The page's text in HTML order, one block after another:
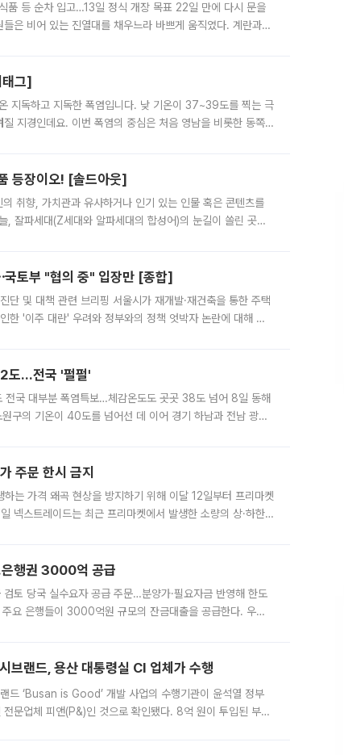
품 등 순차 입고…13일 정식 개장 목표 22일 만에 다시 문을
은 비어 있는 진열대를 채우느라 바쁘게 움직였다. 계란과
그]
지독하고 지독한 폭염입니다. 낮 기온이 37~39도를 찍는 극
지경인데요. 이번 폭염의 중심은 처음 영남을 비롯한 동쪽
등장이오! [솔드아웃]
취향, 가치관과 유사하거나 인기 있는 인물 혹은 콘텐츠를
잘파세대(Z세대와 알파세대의 합성어)의 눈길이 쏠린 곳은
토부 "협의 중" 입장만 [종합]
단 및 대책 관련 브리핑 서울시가 재개발·재건축을 통한 주택
한 '이주 대란' 우려와 정부와의 정책 엇박자 논란에 대해 정
도…전국 '펄펄'
국 대부분 폭염특보…체감온도도 곳곳 38도 넘어 8일 동해
구의 기온이 40도를 넘어선 데 이어 경기 하남과 전남 광양
주문 한시 금지
는 가격 왜곡 현상을 방지하기 위해 이달 12일부터 프리마켓
넥스트레이드는 최근 프리마켓에서 발생한 소량의 상·하한
행권 3000억 공급
토 당국 실수요자 공급 주문…분양가·필요자금 반영해 한도
요 은행들이 3000억원 규모의 잔금대출을 공급한다. 우리
랜드, 용산 대통령실 CI 업체가 수행
드 ‘Busan is Good’ 개발 사업의 수행기관이 윤석열 정부
문업체 피앤(P&)인 것으로 확인됐다. 8억 원이 투입된 부산